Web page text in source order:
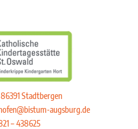
Stadtbergen
augsburg.de
– 438625